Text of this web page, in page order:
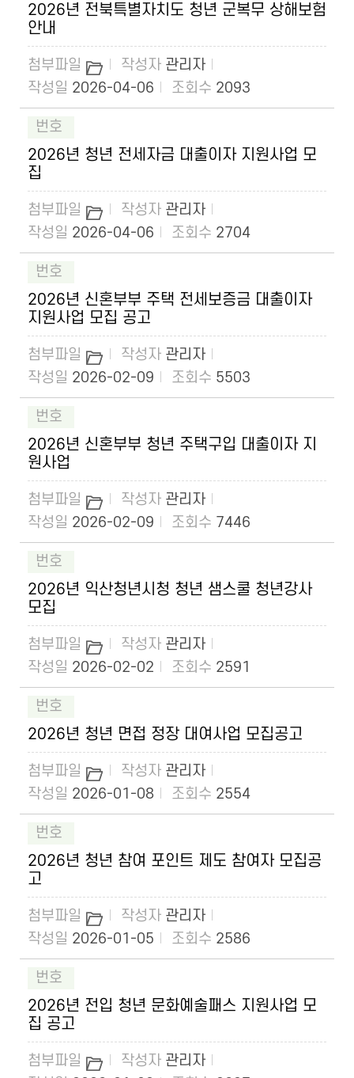
2026년 전북특별자치도 청년 군복무 상해보험
안내
관리자
2026-04-06
2093
2026년 청년 전세자금 대출이자 지원사업 모
집
관리자
2026-04-06
2704
2026년 신혼부부 주택 전세보증금 대출이자
지원사업 모집 공고
관리자
2026-02-09
5503
2026년 신혼부부 청년 주택구입 대출이자 지
원사업
관리자
2026-02-09
7446
2026년 익산청년시청 청년 샘스쿨 청년강사
모집
관리자
2026-02-02
2591
2026년 청년 면접 정장 대여사업 모집공고
관리자
2026-01-08
2554
2026년 청년 참여 포인트 제도 참여자 모집공
고
관리자
2026-01-05
2586
2026년 전입 청년 문화예술패스 지원사업 모
집 공고
관리자